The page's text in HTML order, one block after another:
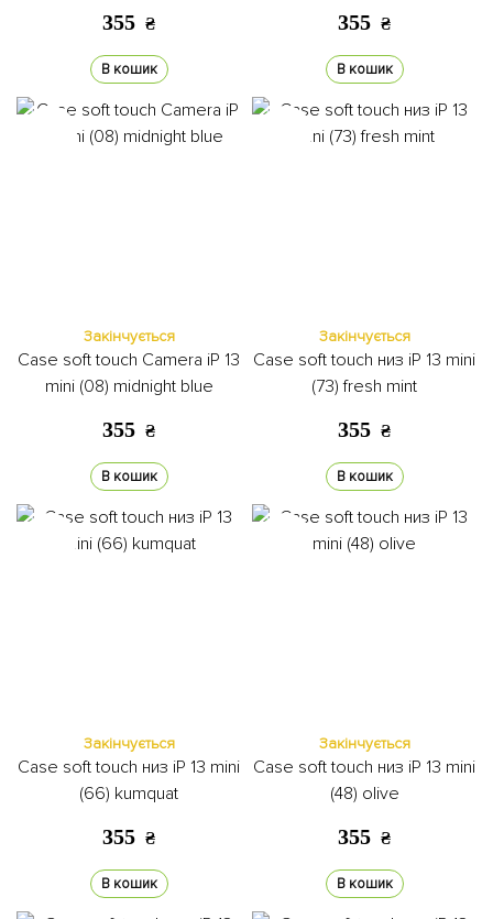
355 ₴
В кошик
355 ₴
В кошик
Закінчується
Case soft touch Camera iP 13
mini (08) midnight blue
355 ₴
В кошик
Закінчується
Case soft touch низ iP 13 mini
(73) fresh mint
355 ₴
В кошик
Закінчується
Case soft touch низ iP 13 mini
(66) kumquat
355 ₴
В кошик
Закінчується
Case soft touch низ iP 13 mini
(48) olive
355 ₴
В кошик